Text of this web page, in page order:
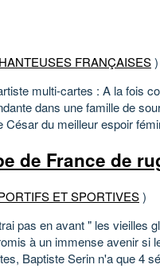
FRANÇAISES)
multi-cartes : A la fois
dans une famille de
César du meilleur espoir
de France de
ET SPORTIVES)
pas en avant " les vieilles
à un immense avenir si
Baptiste Serin n'a que 4